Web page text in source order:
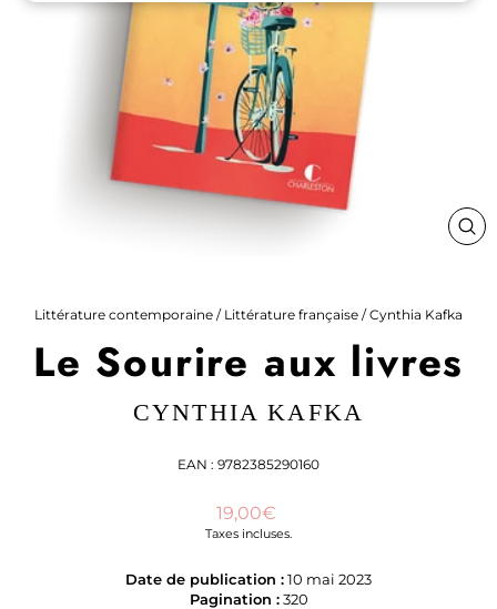
Littérature contemporaine / Littérature française / Cynthia Kafka
Le Sourire aux livres
CYNTHIA KAFKA
EAN : 9782385290160
Prix
régulier
19,00€
Taxes incluses.
Date de publication : 10 mai 2023
Pagination :320